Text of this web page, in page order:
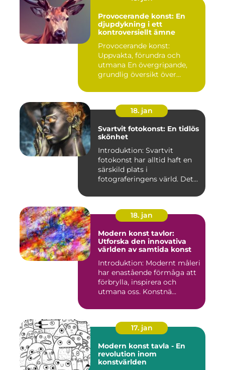
Provocerande konst: En
djupdykning i ett
kontroversiellt ämne
Provocerande konst:
Uppvakta, förundra och
utmana En övergripande,
grundlig översikt över
18. jan
Svartvit fotokonst: En tidlös
skönhet
Introduktion: Svartvit
fotokonst har alltid haft en
särskild plats i
fotograferingens värld. Det
18. jan
Modern konst tavlor:
Utforska den innovativa
världen av samtida konst
Introduktion: Modernt måleri
har enastående förmåga att
förbrylla, inspirera och
utmana oss. Konstnä...
17. jan
Modern konst tavla - En
revolution inom
konstvärlden